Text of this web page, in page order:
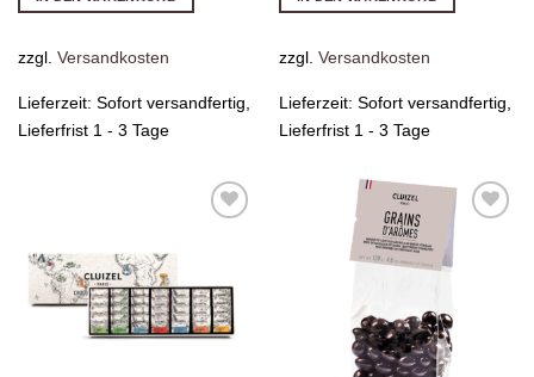
zzgl. Versandkosten
Lieferzeit: Sofort versandfertig,
Lieferfrist 1 - 3 Tage
zzgl. Versandkosten
Lieferzeit: Sofort versandfertig,
Lieferfrist 1 - 3 Tage
Wunschliste
Wunschliste
hinzufügen